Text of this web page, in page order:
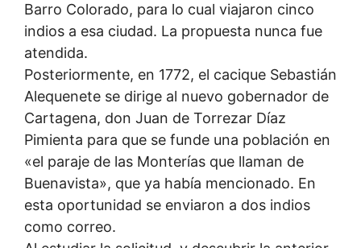
Barro Colorado, para lo cual viajaron cinco
indios a esa ciudad. La propuesta nunca fue
atendida.
Posteriormente, en 1772, el cacique Sebastián
Alequenete se dirige al nuevo gobernador de
Cartagena, don Juan de Torrezar Díaz
Pimienta para que se funde una población en
«el paraje de las Monterías que llaman de
Buenavista», que ya había mencionado. En
esta oportunidad se enviaron a dos indios
como correo.